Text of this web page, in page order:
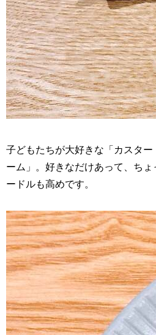
子どもたちが大好きな「カスター
ーム」。好きなだけあって、ちょ
ードルも高めです。